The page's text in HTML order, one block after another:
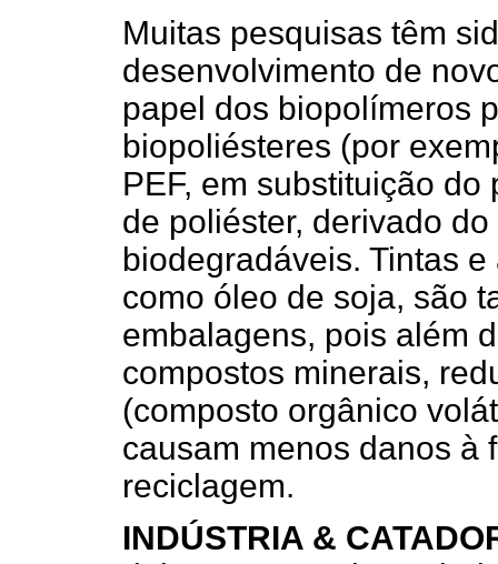
Muitas pesquisas têm
desenvolvimento de
papel dos biopolímeros
biopoliésteres (por
PEF, em substituição
de poliéster, derivado
biodegradáveis. Tintas
como óleo de soja, são
embalagens, pois além
compostos minerais,
(composto orgânico
causam menos danos à
reciclagem.
INDÚSTRIA &